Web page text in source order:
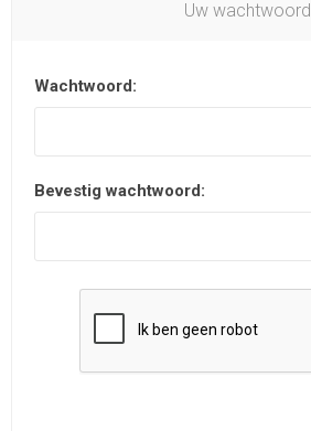
Uw wachtwoord
Wachtwoord:
Bevestig wachtwoord: